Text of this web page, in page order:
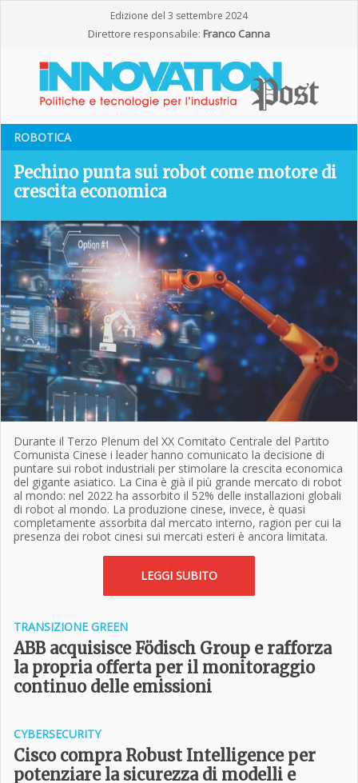
Edizione del 3 settembre 2024
Direttore responsabile: Franco Canna
ROBOTICA
Pechino punta sui robot come motore di
crescita economica
Durante il Terzo Plenum del XX Comitato Centrale del Partito
Comunista Cinese i leader hanno comunicato la decisione di
puntare sui robot industriali per stimolare la crescita economica
del gigante asiatico. La Cina è già il più grande mercato di robot
al mondo: nel 2022 ha assorbito il 52% delle installazioni globali
di robot al mondo. La produzione cinese, invece, è quasi
completamente assorbita dal mercato interno, ragion per cui la
presenza dei robot cinesi sui mercati esteri è ancora limitata.
LEGGI SUBITO
TRANSIZIONE GREEN
ABB acquisisce Födisch Group e rafforza
la propria offerta per il monitoraggio
continuo delle emissioni
CYBERSECURITY
Cisco compra Robust Intelligence per
potenziare la sicurezza di modelli e